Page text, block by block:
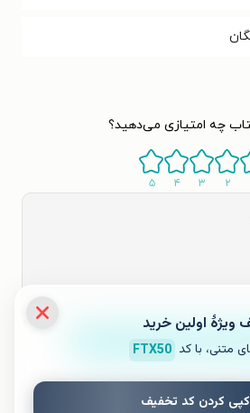
چه امتیازی می‌دهید؟
۲ ۳ ۴ ۵
ثبت نظر
کتاب ثبت نشده است.
متنی، با کد FTX50
کپی کردن کد تخفیف